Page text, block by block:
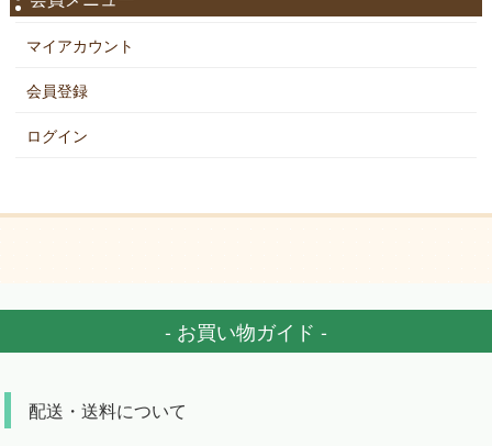
マイアカウント
会員登録
ログイン
- お買い物ガイド -
配送・送料について